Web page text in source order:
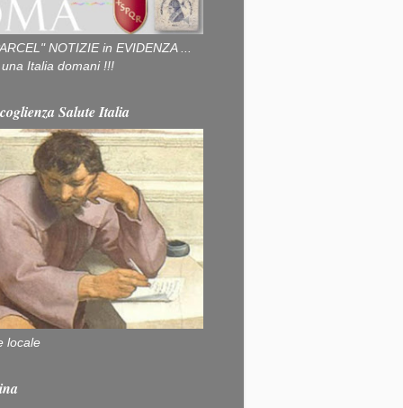
NOTIZIE in EVIDENZA ...
Italia domani !!!
Salute Italia
locale